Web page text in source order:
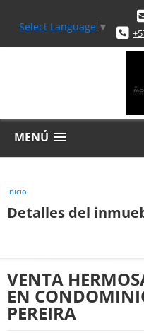
Select Language ▼
MENÚ
Inicio
Detalles del
VENTA
EN
PEREIRA